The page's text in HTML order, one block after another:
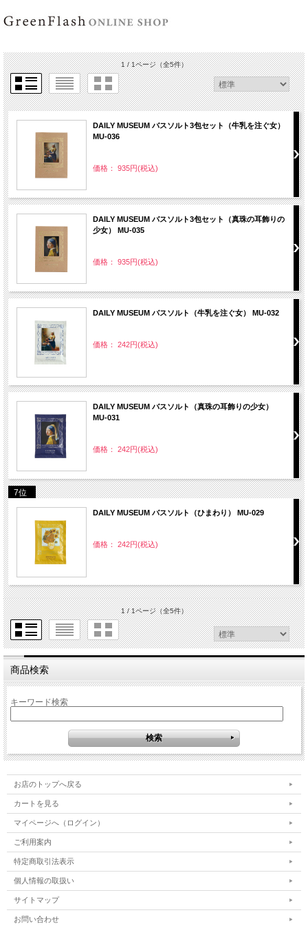
1 / 1ページ（全5件）
DAILY MUSEUM バスソルト3包セット（牛乳を注ぐ女）
MU-036
価格： 935円(税込)
DAILY MUSEUM バスソルト3包セット（真珠の耳飾りの
少女） MU-035
価格： 935円(税込)
DAILY MUSEUM バスソルト（牛乳を注ぐ女） MU-032
価格： 242円(税込)
DAILY MUSEUM バスソルト（真珠の耳飾りの少女）
MU-031
価格： 242円(税込)
7位
DAILY MUSEUM バスソルト（ひまわり） MU-029
価格： 242円(税込)
1 / 1ページ（全5件）
商品検索
キーワード検索
お店のトップへ戻る
カートを見る
マイページへ（ログイン）
ご利用案内
特定商取引法表示
個人情報の取扱い
サイトマップ
お問い合わせ